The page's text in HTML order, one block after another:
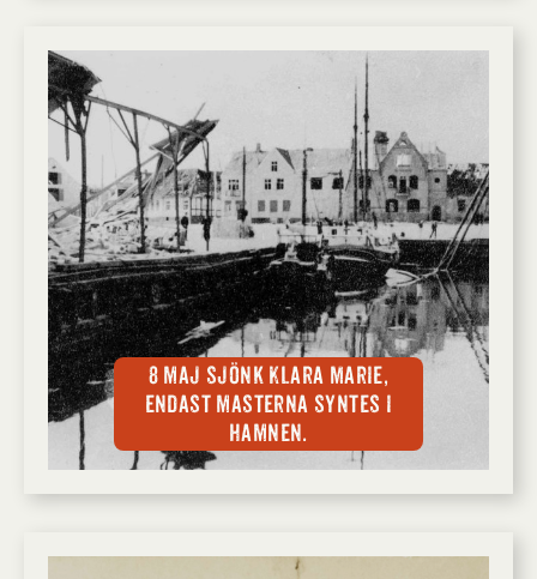
8 maj sjönk Klara Marie,
endast masterna syntes i
hamnen.